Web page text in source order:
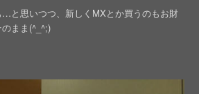
と思いつつ、新しくMXとか買うのもお財
まま(^_^;)